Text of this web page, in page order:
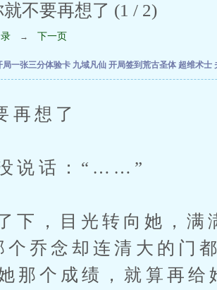
不要再想了 (1 / 2)
→ 下一页
局一张三分体验卡 九域凡仙 开局签到荒古圣体 超维术士
想了
说话：“……”
，目光转向她，满
乔念却连清大的门
那个成绩，就算再给